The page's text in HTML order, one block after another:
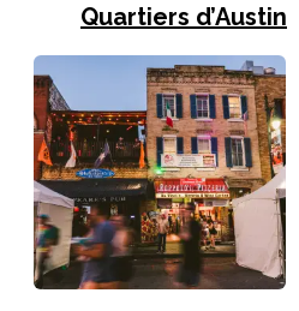
Quartiers d’Austin